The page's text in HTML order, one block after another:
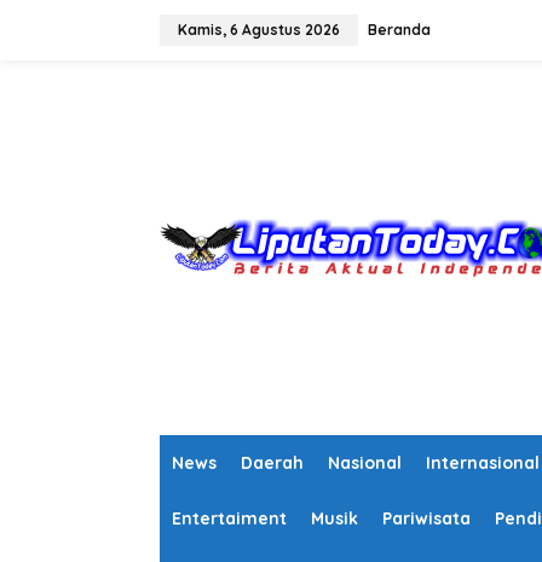
Kamis, 6 Agustus 2026 Beranda
News Daerah Nasional Internasional
Entertaiment Musik Pariwisata